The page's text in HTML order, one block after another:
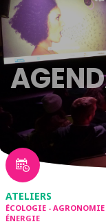
ATELIERS
ÉCOLOGIE - AGRONOMIE
ÉNERGIE